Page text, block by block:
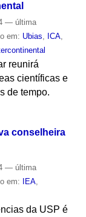
— última
em: Ubias, ICA,
reunirá
científicas e
de tempo.
conselheira
— última
em: IEA,
da USP é